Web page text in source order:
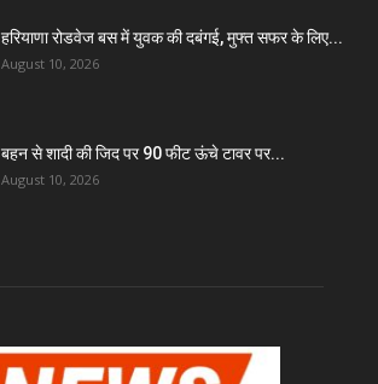
हरियाणा रोडवेज बस में युवक की दबंगई, मुफ्त सफर के लिए...
August 10, 2026
बहन से शादी की जिद पर 90 फीट ऊंचे टावर पर...
August 10, 2026